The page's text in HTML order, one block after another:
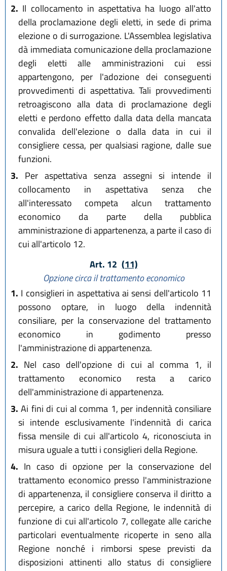
2. Il collocamento in aspettativa ha luogo all'atto
della proclamazione degli eletti, in sede di prima
elezione o di surrogazione. L'Assemblea legislativa
dà immediata comunicazione della proclamazione
degli eletti alle amministrazioni cui essi
appartengono, per l'adozione dei conseguenti
provvedimenti di aspettativa. Tali provvedimenti
retroagiscono alla data di proclamazione degli
eletti e perdono effetto dalla data della mancata
convalida dell'elezione o dalla data in cui il
consigliere cessa, per qualsiasi ragione, dalle sue
funzioni.
3. Per aspettativa senza assegni si intende il
collocamento in aspettativa senza che
all'interessato competa alcun trattamento
economico da parte della pubblica
amministrazione di appartenenza, a parte il caso di
cui all'articolo 12.
Art. 12 (11)
Opzione circa il trattamento economico
1. I consiglieri in aspettativa ai sensi dell'articolo 11
possono optare, in luogo della indennità
consiliare, per la conservazione del trattamento
economico in godimento presso
l'amministrazione di appartenenza.
2. Nel caso dell'opzione di cui al comma 1, il
trattamento economico resta a carico
dell'amministrazione di appartenenza.
3. Ai fini di cui al comma 1, per indennità consiliare
si intende esclusivamente l'indennità di carica
fissa mensile di cui all'articolo 4, riconosciuta in
misura uguale a tutti i consiglieri della Regione.
4. In caso di opzione per la conservazione del
trattamento economico presso l'amministrazione
di appartenenza, il consigliere conserva il diritto a
percepire, a carico della Regione, le indennità di
funzione di cui all'articolo 7, collegate alle cariche
particolari eventualmente ricoperte in seno alla
Regione nonché i rimborsi spese previsti da
disposizioni attinenti allo status di consigliere